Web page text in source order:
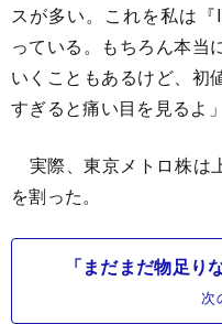
スが多い。これを私は
っている。もちろん本当
いくこともあるけど、初
すぎると痛い目を見るよ」
実際、東京メトロ株は
を割った。
「まだまだ物足り
次